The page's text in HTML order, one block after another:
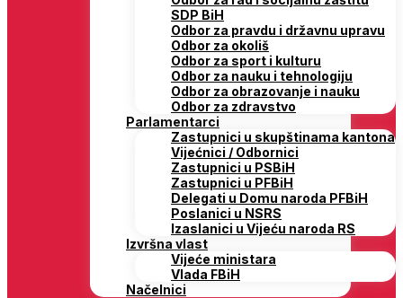
SDP BiH
Odbor za pravdu i državnu upravu
Odbor za okoliš
Odbor za sport i kulturu
Odbor za nauku i tehnologiju
Odbor za obrazovanje i nauku
Odbor za zdravstvo
Parlamentarci
Zastupnici u skupštinama kantona
Vijećnici / Odbornici
Zastupnici u PSBiH
Zastupnici u PFBiH
Delegati u Domu naroda PFBiH
Poslanici u NSRS
Izaslanici u Vijeću naroda RS
Izvršna vlast
Vijeće ministara
Vlada FBiH
Načelnici